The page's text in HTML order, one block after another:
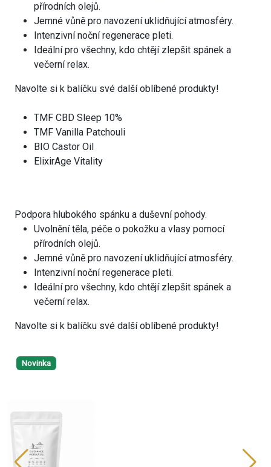
přírodních olejů.
Jemné vůně pro navození uklidňující atmosféry.
Intenzivní noční regenerace pleti.
Ideální pro všechny, kdo chtějí zlepšit spánek a
večerní relax.
Navolte si k balíčku své další oblíbené produkty!
TMF CBD Sleep 10%
TMF Vanilla Patchouli
BIO Castor Oil
ElixirAge Vitality
Podpora hlubokého spánku a duševní pohody.
Uvolnění těla, péče o pokožku a vlasy pomocí
přírodních olejů.
Jemné vůně pro navození uklidňující atmosféry.
Intenzivní noční regenerace pleti.
Ideální pro všechny, kdo chtějí zlepšit spánek a
večerní relax.
Navolte si k balíčku své další oblíbené produkty!